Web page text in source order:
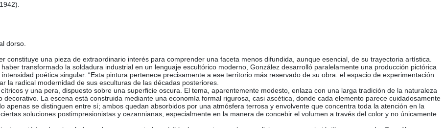
dorso.
constituye una pieza de extraordinario interés para comprender una faceta menos difundida, aunque esencial, de su trayectoria artística.
transformado la soldadura industrial en un lenguaje escultórico moderno, González desarrolló paralelamente una producción pictórica
poética singular. “Esta pintura pertenece precisamente a ese territorio más reservado de su obra: el espacio de experimentación
la radical modernidad de sus esculturas de las décadas posteriores.
y una pera, dispuesto sobre una superficie oscura. El tema, aparentemente modesto, enlaza con una larga tradición de la naturaleza
La escena está construida mediante una economía formal rigurosa, casi ascética, donde cada elemento parece cuidadosamente
apenas se distinguen entre sí; ambos quedan absorbidos por una atmósfera terrosa y envolvente que concentra toda la atención en la
soluciones postimpresionistas y cezannianas, especialmente en la manera de concebir el volumen a través del color y no únicamente